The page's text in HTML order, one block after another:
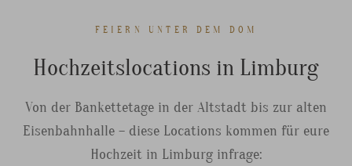
FEIERN UNTER DEM DOM
Hochzeitslocations in Limburg
Von der Bankettetage in der Altstadt bis zur alten
Eisenbahnhalle – diese Locations kommen für eure
Hochzeit in Limburg infrage: